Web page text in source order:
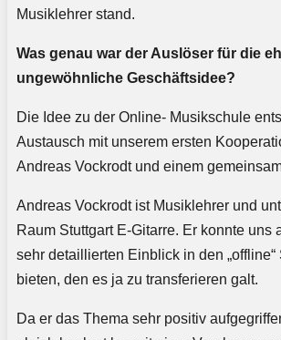
Musiklehrer stand.
Was genau war der Auslöser für die
ungewöhnliche Geschäftsidee?
Die Idee zu der Online- Musikschule
Austausch mit unserem ersten
Andreas Vockrodt und einem
Andreas Vockrodt ist Musiklehrer und
Raum Stuttgart E-Gitarre. Er konnte uns
sehr detaillierten Einblick in den
bieten, den es ja zu transferieren galt.
Da er das Thema sehr positiv